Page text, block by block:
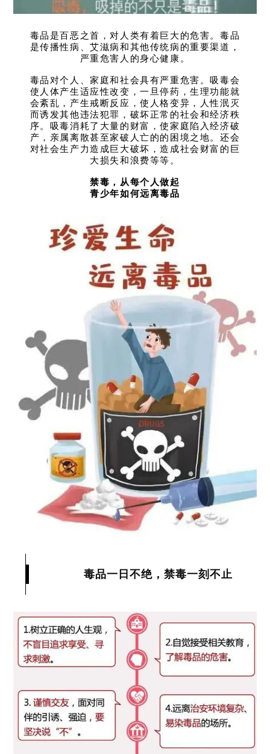
毒品是百恶之首，对人类有着巨大的危害。毒品
是传播性病、艾滋病和其他传统病的重要渠道，
严重危害人的身心健康。
毒品对个人、家庭和社会具有严重危害。吸毒会
使人体产生适应性改变，一旦停药，生理功能就
会紊乱，产生戒断反应，使人格变异，人性泯灭
而诱发其他违法犯罪，破坏正常的社会和经济秩
序。吸毒消耗了大量的财富，使家庭陷入经济破
产，亲属离散甚至家破人亡的的困境之地。还会
对社会生产力造成巨大破坏，造成社会财富的巨
大损失和浪费等等。
禁毒，从每个人做起
青少年如何远离毒品
毒品一日不绝，禁毒一刻不止